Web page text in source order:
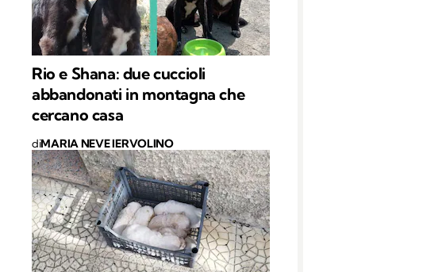
Rio e Shana: due cuccioli
abbandonati in montagna che
cercano casa
diMARIA NEVE IERVOLINO